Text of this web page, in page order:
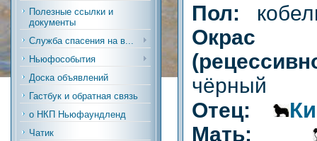
Полезные ссылки и
документы
Служба спасения на в...
Ньюфособытия
Доска объявлений
Гастбук и обратная связь
о НКП Ньюфаундленд
Чатик
Пол:
Окрас
чёрный
Отец:
Мать: